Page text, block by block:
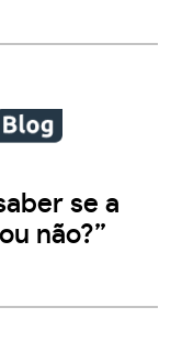
se a
não?”